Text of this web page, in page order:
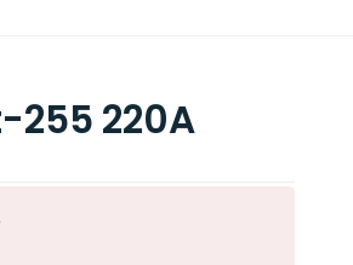
220A